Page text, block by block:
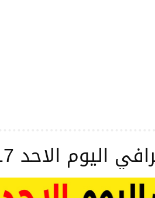
اليوم الاحد 17-5-2026